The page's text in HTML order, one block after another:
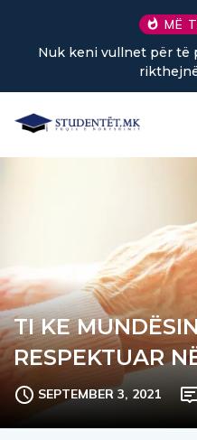
MË
vogla Sa kafe
TI KE
RESPEKTUAR
SEPTEMBER 3, 2021